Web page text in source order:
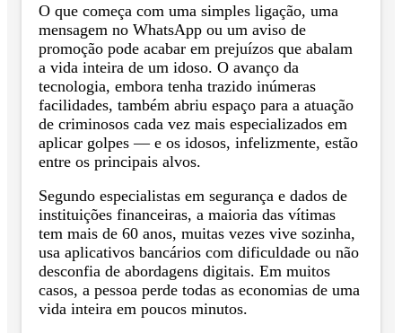
O que começa com uma simples ligação, uma
mensagem no WhatsApp ou um aviso de
promoção pode acabar em prejuízos que abalam
a vida inteira de um idoso. O avanço da
tecnologia, embora tenha trazido inúmeras
facilidades, também abriu espaço para a atuação
de criminosos cada vez mais especializados em
aplicar golpes — e os idosos, infelizmente, estão
entre os principais alvos.
Segundo especialistas em segurança e dados de
instituições financeiras, a maioria das vítimas
tem mais de 60 anos, muitas vezes vive sozinha,
usa aplicativos bancários com dificuldade ou não
desconfia de abordagens digitais. Em muitos
casos, a pessoa perde todas as economias de uma
vida inteira em poucos minutos.